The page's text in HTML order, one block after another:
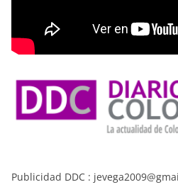
Publicidad DDC :